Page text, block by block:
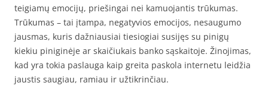
teigiamų emocijų, priešingai nei kamuojantis trūkumas.
Trūkumas – tai įtampa, negatyvios emocijos, nesaugumo
jausmas, kuris dažniausiai tiesiogiai susijęs su pinigų
kiekiu piniginėje ar skaičiukais banko sąskaitoje. Žinojimas,
kad yra tokia paslauga kaip greita paskola internetu leidžia
jaustis saugiau, ramiau ir užtikrinčiau.